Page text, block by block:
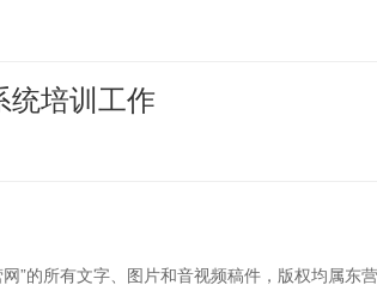
统培训工作
”的所有文字、图片和音视频稿件，版权均属东